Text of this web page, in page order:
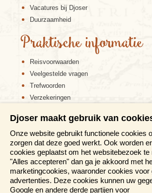
Vacatures bij Djoser
Duurzaamheid
Praktische informatie
Reisvoorwaarden
Veelgestelde vragen
Trefwoorden
Verzekeringen
Disclaimer
Cookiebeleid
Privacy verklaring
Reis en boek met Djoser zekerheid
Meer weten?
Djoser maakt gebruik van
Onze website gebruikt functionele cookies
zorgen dat deze goed werkt. Ook worden
cookies geplaatst om het websitebezoek te
"Alles accepteren" dan ga je akkoord met
marketingcookies, waaronder cookies voor
advertenties. Deze cookies kunnen uw
Google en andere derde partijen voor